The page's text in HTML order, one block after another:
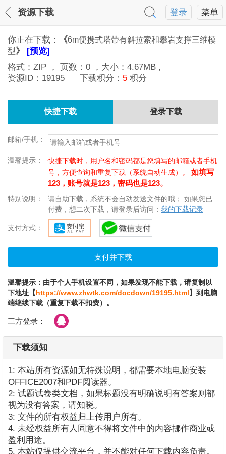
菜单
登录
资源下载
你正在下载： 《6m便携式塔带有斜拉索和攀岩支撑三维模
型》 [预览]
格式： ZIP ， 页数： 0 ，大小： 4.67MB ,
资源ID： 19195 下载积分： 5 积分
快捷下载 登录下载
邮箱/手机：
温馨提示：
快捷下载时，用户名和密码都是您填写的邮箱或者手机
号，方便查询和重复下载（系统自动生成）。 如填写
123，账号就是123，密码也是123。
特别说明：
请自助下载，系统不会自动发送文件的哦； 如果您已
付费，想二次下载，请登录后访问： 我的下载记录
支付方式：
温馨提示：由于个人手机设置不同，如果发现不能下载，请复制以
下地址【https://www.zhwtk.com/docdown/19195.html】到电脑
端继续下载（重复下载不扣费）。
三方登录：
下载须知
1: 本站所有资源如无特殊说明，都需要本地电脑安装
OFFICE2007和PDF阅读器。
2: 试题试卷类文档，如果标题没有明确说明有答案则都
视为没有答案，请知晓。
3: 文件的所有权益归上传用户所有。
4. 未经权益所有人同意不得将文件中的内容挪作商业或
盈利用途。
5. 本站仅提供交流平台，并不能对任何下载内容负责。